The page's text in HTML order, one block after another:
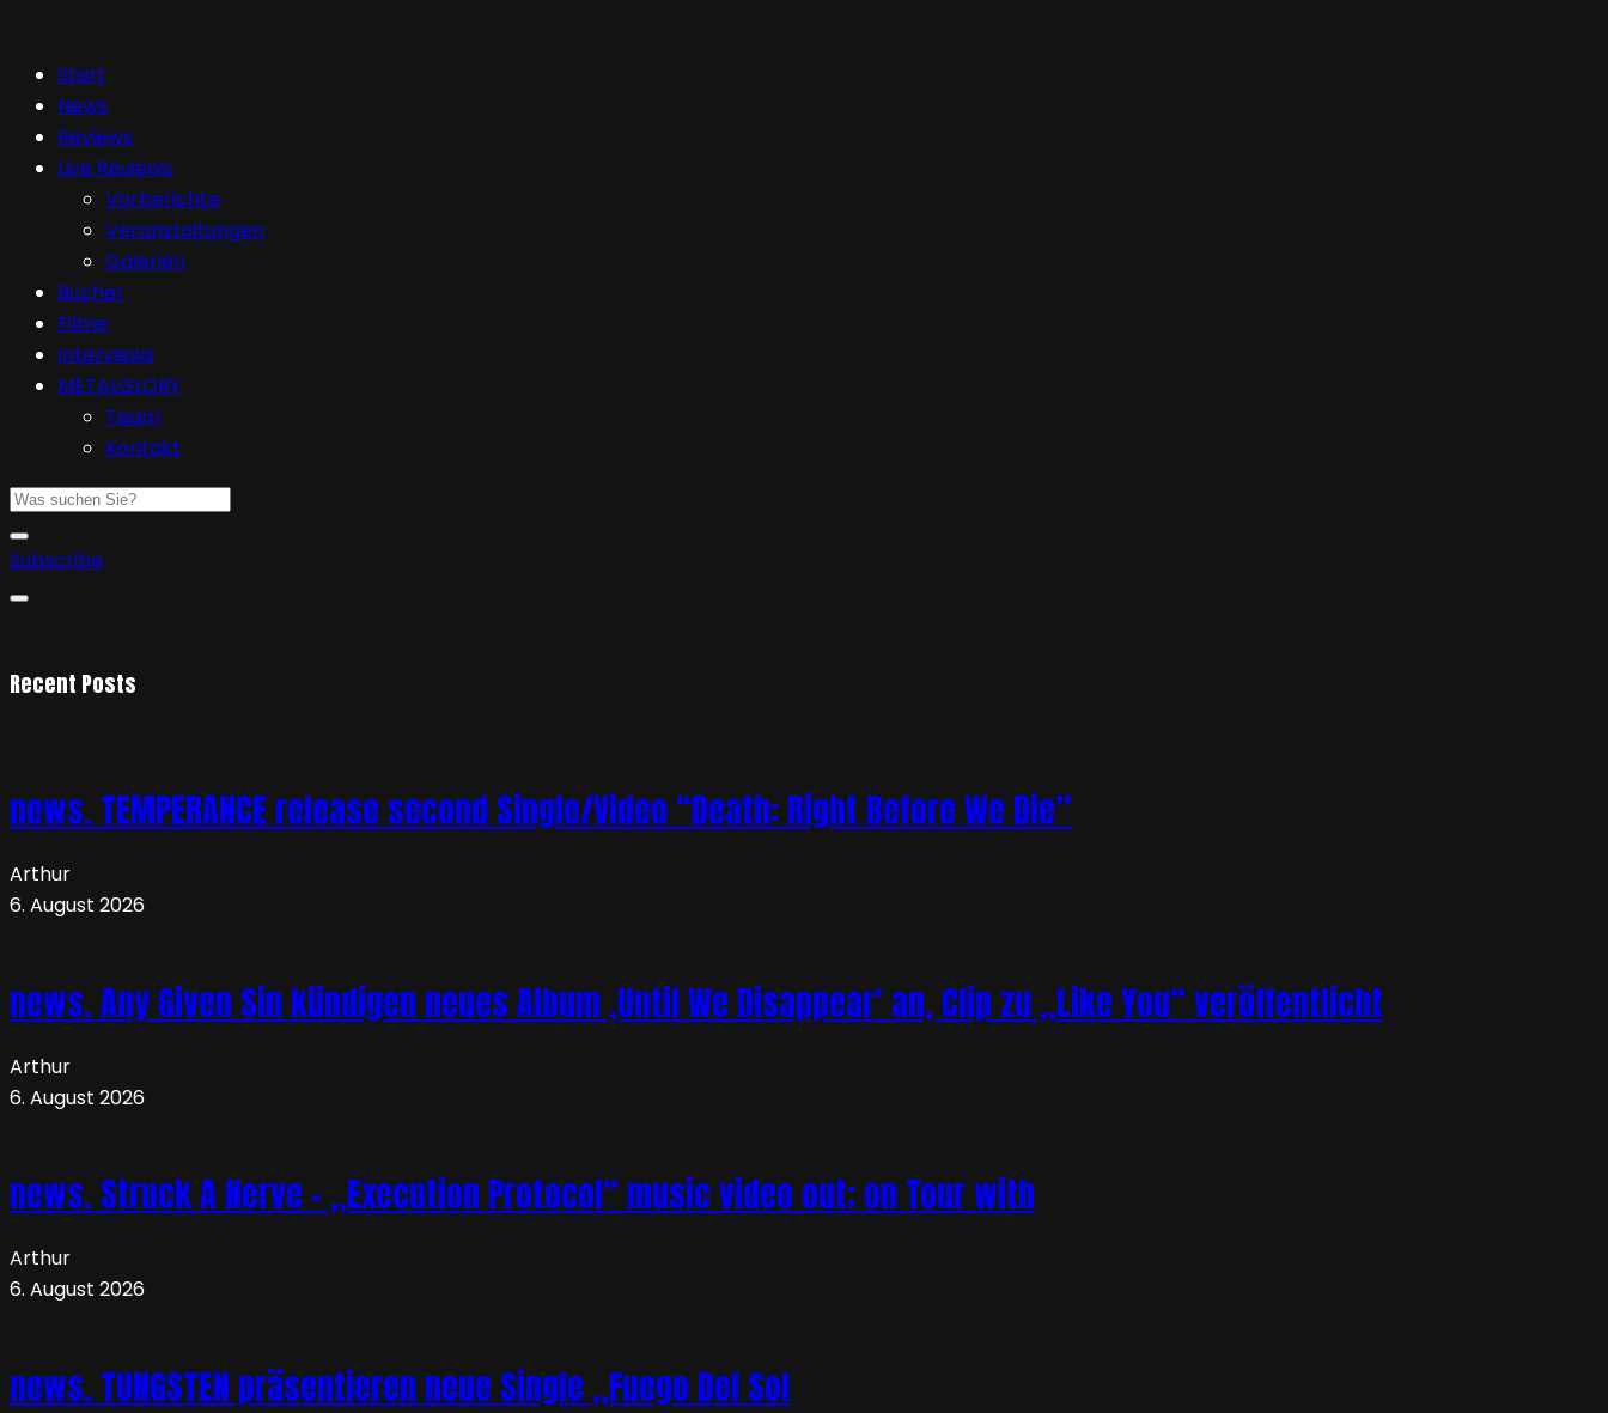
Start
News
Reviews
Live Reviews
Vorberichte
Veranstaltungen
Galerien
Bücher
Filme
Interviews
METALGLORY
Team
Kontakt
Subscribe
Recent Posts
news. TEMPERANCE release second Single/Video “Death: Right Before We Die”
Arthur
6. August 2026
news. Any Given Sin kündigen neues Album ‚Until We Disappear‘ an, Clip zu „Like You“ veröffentlicht
Arthur
6. August 2026
news. Struck A Nerve – „Execution Protocol“ music video out; on Tour with
Arthur
6. August 2026
news. TUNGSTEN präsentieren neue Single „Fuego Del Sol